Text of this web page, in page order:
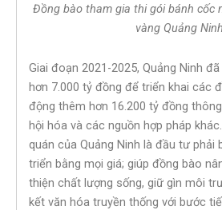
Đồng bào tham gia thi gói bánh cốc
vàng Quảng Ninh
Giai đoạn 2021-2025, Quảng Ninh
hơn 7.000 tỷ đồng để triển khai các
động thêm hơn 16.200 tỷ đồng
hội hóa và các nguồn hợp pháp
quán của Quảng Ninh là đầu tư phải
triển bằng mọi giá; giúp đồng bào
thiện chất lượng sống, giữ gìn môi
kết văn hóa truyền thống với bước